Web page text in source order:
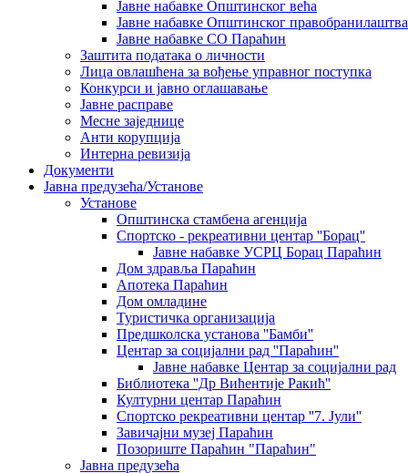
Јавне набавке Општинског већа
Јавне набавке Општинског правобранилаштва
Јавне набавке СО Параћин
Заштита података о личности
Лица овлашћена за вођење управног поступка
Конкурси и јавно оглашавање
Јавне расправе
Месне заједнице
Анти корупција
Интерна ревизија
Документи
Јавна предузећа/Установе
Установе
Општинскa стамбенa агенцијa
Спортско - рекреативни центар ''Борац''
Јавне набавке УСРЦ Борац Параћин
Дом здравља Параћин
Апотека Параћин
Дом омладине
Туристичка организација
Предшколска установа ''Бамби''
Центар за социјални рад ''Параћин''
Јавне набавке Центар за социјални рад
Библиотека ''Др Вићентије Ракић''
Културни центар Параћин
Спортско рекреативни центар ''7. Јули''
Завичајни музеј Параћин
Позориште Параћин "Параћин"
Јавна предузећа